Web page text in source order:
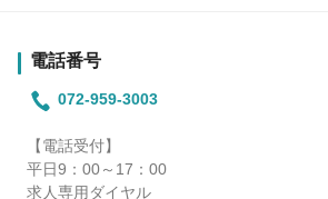
電話番号
072-959-3003
【電話受付】
平日9：00～17：00
求人専用ダイヤル